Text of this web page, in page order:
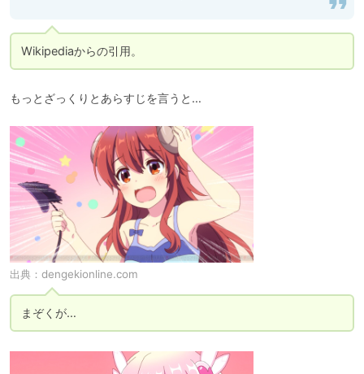
Wikipediaからの引用。
もっとざっくりとあらすじを言うと…
出典： dengekionline.com
まぞくが…